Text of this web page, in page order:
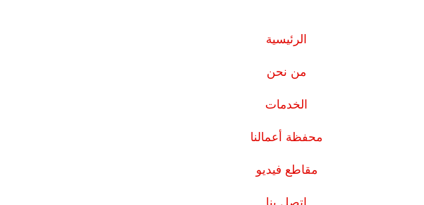
الرئيسية
من نحن
الخدمات
محفظة أعمالنا
مقاطع فيديو